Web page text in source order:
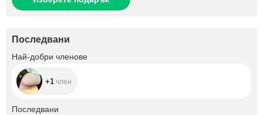
Последвани
Най-добри членове
+1 член
Последвани